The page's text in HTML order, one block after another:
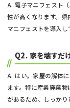
A. 電子マニフェスト
性が高くなります。
マニフェストを導入し
Q2. 家を壊すだ
A. はい。家屋の解体
ます。特に産業廃棄
があるため、しっかり